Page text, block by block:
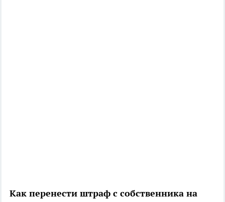
Как перенести штраф с собственника на